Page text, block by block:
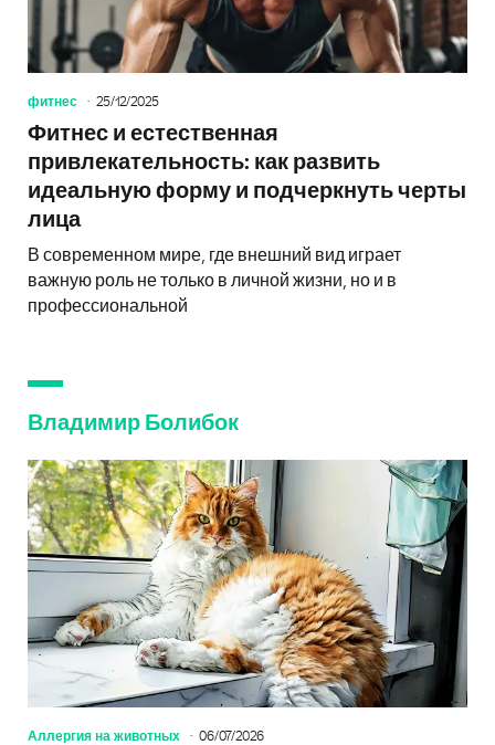
фитнес 25/12/2025
Фитнес и естественная
привлекательность: как развить
идеальную форму и подчеркнуть черты
лица
В современном мире, где внешний вид играет
важную роль не только в личной жизни, но и в
профессиональной
Владимир Болибок
Аллергия на животных 06/07/2026